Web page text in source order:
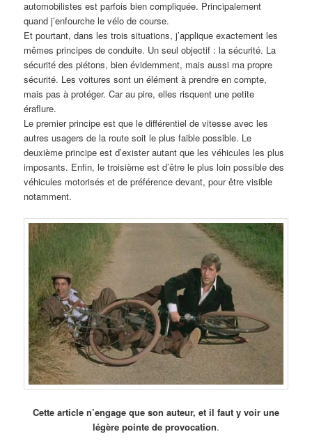
automobilistes est parfois bien compliquée. Principalement
quand j’enfourche le vélo de course.
Et pourtant, dans les trois situations, j’applique exactement les
mêmes principes de conduite. Un seul objectif : la sécurité. La
sécurité des piétons, bien évidemment, mais aussi ma propre
sécurité. Les voitures sont un élément à prendre en compte,
mais pas à protéger. Car au pire, elles risquent une petite
éraflure.
Le premier principe est que le différentiel de vitesse avec les
autres usagers de la route soit le plus faible possible. Le
deuxième principe est d’exister autant que les véhicules les plus
imposants. Enfin, le troisième est d’être le plus loin possible des
véhicules motorisés et de préférence devant, pour être visible
notamment.
Cette article n’engage que son auteur, et il faut y voir une
légère pointe de provocation.